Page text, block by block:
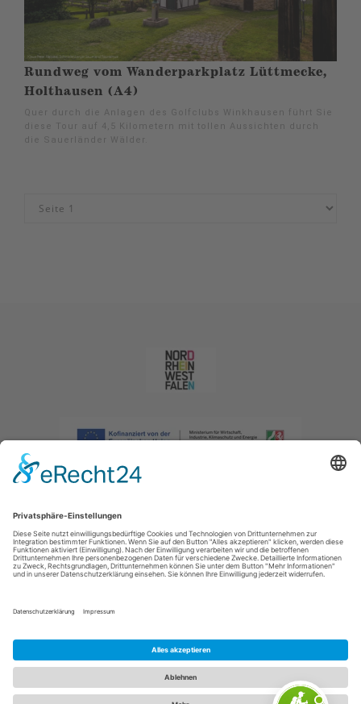
Rundweg vom Wanderparkplatz Lüttmecke,
Holthausen (A4)
Quer durch die Anlagen des Golfclubs Winkhausen führt Sie
diese Tour auf 4,5 Kilometern mit tollen Aussichten durch
die Sauerländer Wälder.
Impressum|Datenschutzerklärung|Barrierefreiheitserklärung
E: info@sauerland.com
Cookie-Einstellungen